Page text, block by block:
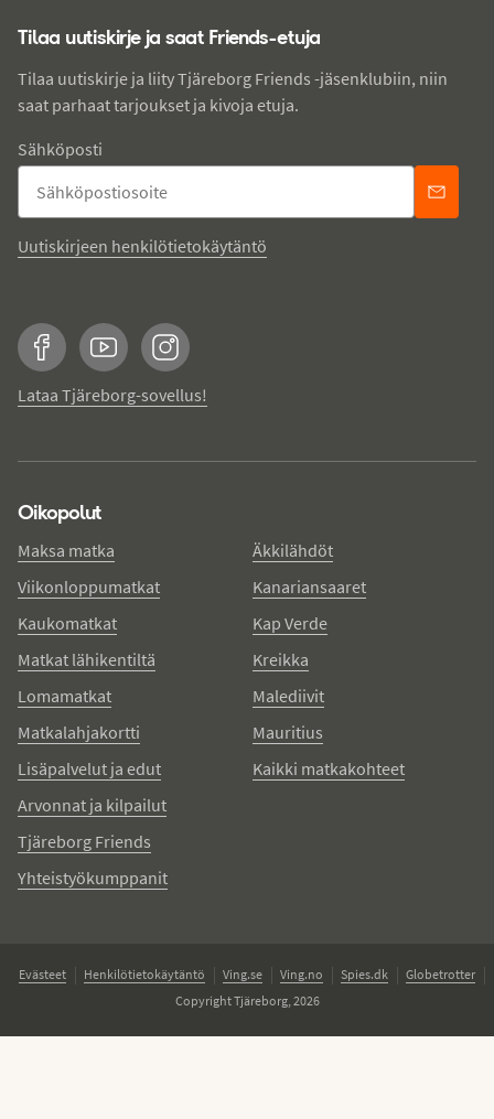
Tilaa uutiskirje ja saat Friends-etuja
Tilaa uutiskirje ja liity Tjäreborg Friends -jäsenklubiin, niin
saat parhaat tarjoukset ja kivoja etuja.
Sähköposti
Uutiskirjeen henkilötietokäytäntö
FacebookYouTubeInstagram
Lataa Tjäreborg-sovellus!
Oikopolut
Maksa matka
Viikonloppumatkat
Kaukomatkat
Matkat lähikentiltä
Lomamatkat
Matkalahjakortti
Lisäpalvelut ja edut
Arvonnat ja kilpailut
Tjäreborg Friends
Yhteistyökumppanit
Äkkilähdöt
Kanariansaaret
Kap Verde
Kreikka
Malediivit
Mauritius
Kaikki matkakohteet
Evästeet Henkilötietokäytäntö Ving.se Ving.no Spies.dk
Globetrotter
Copyright Tjäreborg, 2026